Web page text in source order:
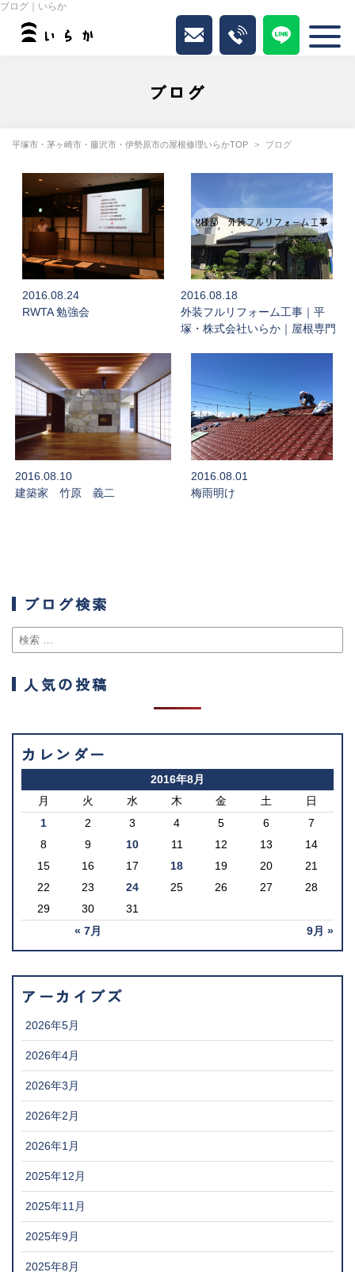
ブログ｜いらか
ブログ
平塚市・茅ヶ崎市・藤沢市・伊勢原市の屋根修理いらかTOP ブログ
2016.08.24
RWTA 勉強会
2016.08.18
外装フルリフォーム工事｜平
塚・株式会社いらか｜屋根専門
2016.08.10
建築家 竹原 義二
2016.08.01
梅雨明け
ブログ検索
人気の投稿
カレンダー
2016年8月
月
火 水 木 金 土 日
« 7月 9月 »
1 2 3 4 5 6
7
8
9 10 11 12 13
14
15
16 17 18 19 20
21
22
23 24 25 26 27
28
29
30 31
アーカイブズ
2026年5月
2026年4月
2026年3月
2026年2月
2026年1月
2025年12月
2025年11月
2025年9月
2025年8月